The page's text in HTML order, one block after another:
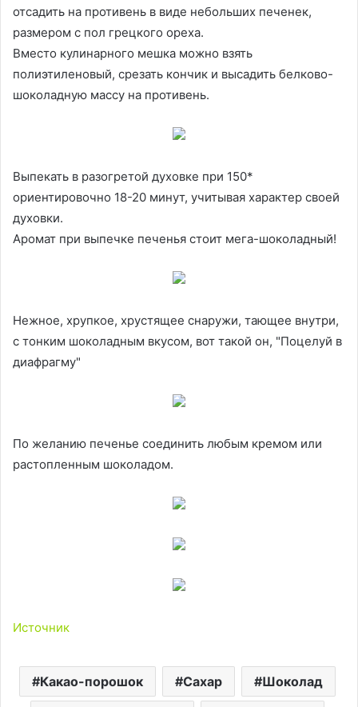
отсадить на противень в виде небольших печенек,
размером с пол грецкого ореха.
Вместо кулинарного мешка можно взять
полиэтиленовый, срезать кончик и высадить белково-
шоколадную массу на противень.
Выпекать в разогретой духовке при 150*
ориентировочно 18-20 минут, учитывая характер своей
духовки.
Аромат при выпечке печенья стоит мега-шоколадный!
Нежное, хрупкое, хрустящее снаружи, тающее внутри,
с тонким шоколадным вкусом, вот такой он, "Поцелуй в
диафрагму"
По желанию печенье соединить любым кремом или
растопленным шоколадом.
Источник
Какао-порошок Сахар Шоколад